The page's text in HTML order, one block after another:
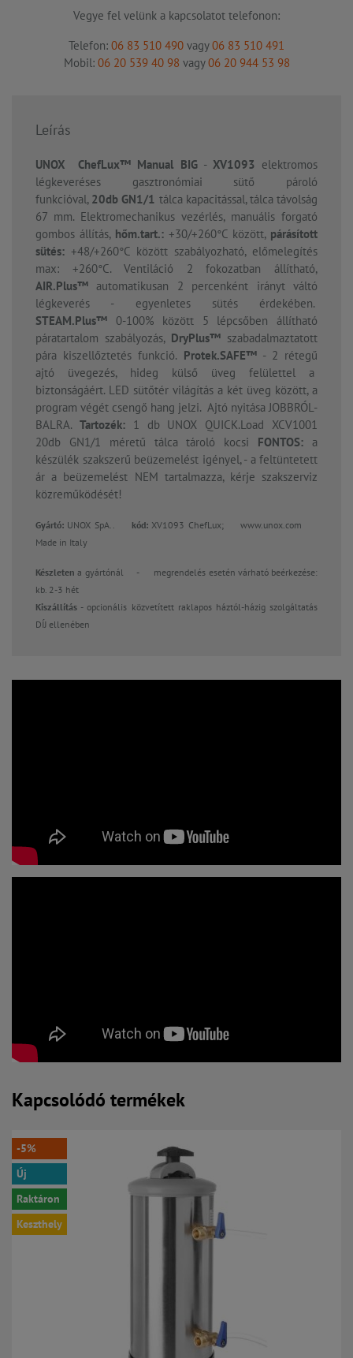
Vegye fel velünk a kapcsolatot telefonon:
Telefon: 06 83 510 490 vagy06 83 510 491
Mobil: 06 20 539 40 98 vagy06 20 944 53 98
Leírás
UNOX ChefLux™ Manual BIG- XV1093 elektromos
légkeveréses gasztronómiai sütő pároló
funkcióval, 20db GN1/1 tálca kapacitással, tálca távolság
67 mm. Elektromechanikus vezérlés, manuális forgató
gombos állítás, hőm.tart.: +30/+260°C között, párásított
sütés: +48/+260°C között szabályozható, előmelegítés
max: +260°C. Ventiláció 2 fokozatban állítható,
AIR.Plus™ automatikusan 2 percenként irányt váltó
légkeverés - egyenletes sütés érdekében.
STEAM.Plus™ 0-100% között 5 lépcsőben állítható
páratartalom szabályozás, DryPlus™ szabadalmaztatott
pára kiszellőztetés funkció. Protek.SAFE™- 2 rétegű
ajtó üvegezés, hideg külső üveg felülettel a
biztonságáért. LED sütőtér világítás a két üveg között, a
program végét csengő hang jelzi. Ajtó nyitása JOBBRÓL-
BALRA. Tartozék: 1 db UNOX QUICK.Load XCV1001
20db GN1/1 méretű tálca tároló kocsi FONTOS:a
készülék szakszerű beüzemelést igényel, - a feltüntetett
ár a beüzemelést NEM tartalmazza, kérje szakszerviz
közreműködését!
Gyártó: UNOX SpA.. kód: XV1093 ChefLux;
www.unox.com
Made in Italy
Készletena gyártónál
- megrendelés esetén várható beérkezése:
kb. 2-3 hét
Kiszállítás - opcionális közvetített raklapos háztól-házig szolgáltatás
DÍJ ellenében
Kapcsolódó termékek
-5%
Új
Raktáron
Keszthely